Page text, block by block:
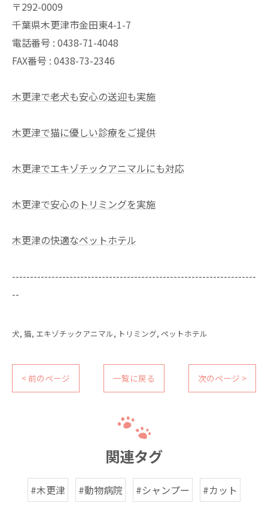
〒292-0009
千葉県木更津市金田東4-1-7
電話番号 : 0438-71-4048
FAX番号 : 0438-73-2346
木更津で老犬も安心の送迎も実施
木更津で猫に優しい診療をご提供
木更津でエキゾチックアニマルにも対応
木更津で安心のトリミングを実施
木更津の快適なペットホテル
--------------------------------------------------------------------
--
犬 猫 エキゾチックアニマル トリミング ペットホテル
< 前のページ 一覧に戻る 次のページ >
関連タグ
#木更津 #動物病院 #シャンプー #カット